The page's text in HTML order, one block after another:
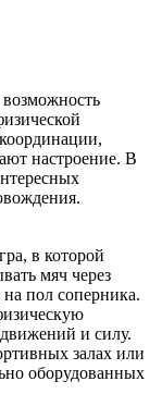
настроение. В
в которой
мяч через
на пол соперника.
и силу.
залах или
оборудованных